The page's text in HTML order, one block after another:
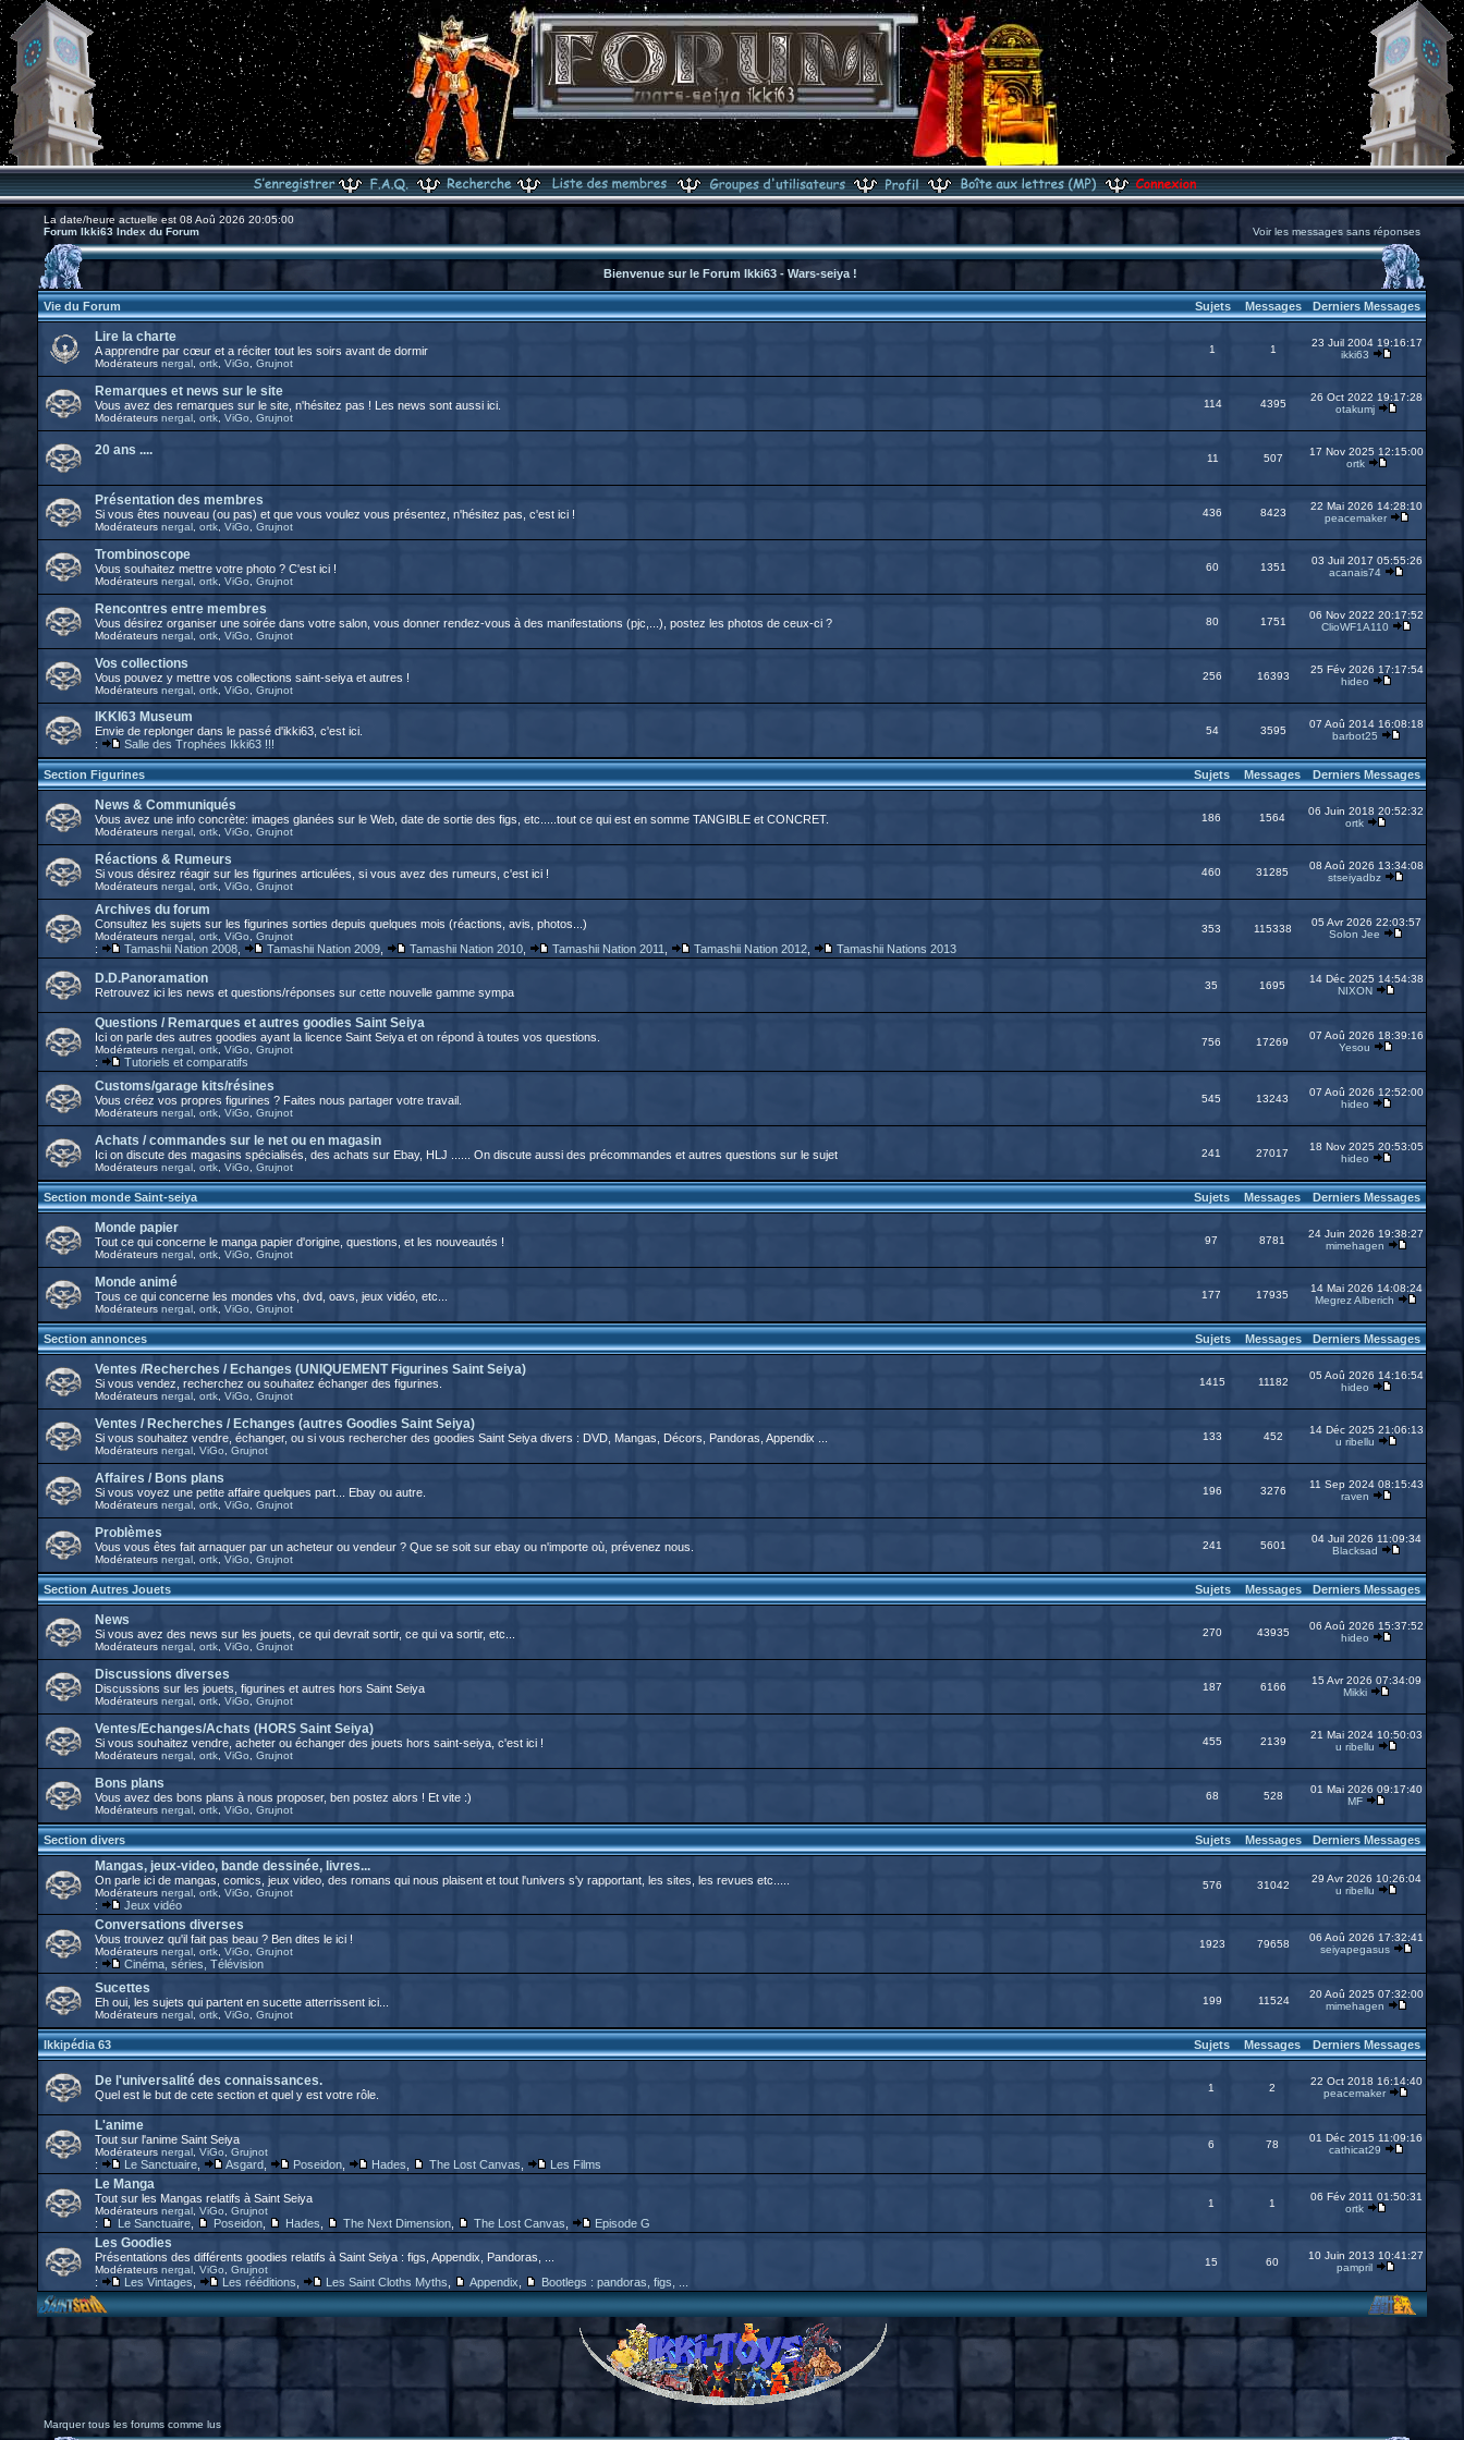
La date/heure actuelle est 08 Aoû 2026 20:05:00
Forum Ikki63 Index du Forum
Voir les messages sans réponses
Bienvenue sur le Forum Ikki63 - Wars-seiya !
Vie du Forum Sujets Messages Derniers Messages
Lire la charte
A apprendre par cœur et a réciter tout les soirs avant de dormir
Modérateurs nergal ortk ViGo Grujnot
1 1
23 Juil 2004 19:16:17
ikki63
Remarques et news sur le site
Vous avez des remarques sur le site, n'hésitez pas ! Les news sont aussi ici.
Modérateurs nergal ortk ViGo Grujnot
114 4395
26 Oct 2022 19:17:28
otakumj
20 ans ....
11 507
17 Nov 2025 12:15:00
ortk
Présentation des membres
Si vous êtes nouveau (ou pas) et que vous voulez vous présentez, n'hésitez pas, c'est ici !
Modérateurs nergal ortk ViGo Grujnot
436 8423
22 Mai 2026 14:28:10
peacemaker
Trombinoscope
Vous souhaitez mettre votre photo ? C'est ici !
Modérateurs nergal ortk ViGo Grujnot
60 1351
03 Juil 2017 05:55:26
acanais74
Rencontres entre membres
Vous désirez organiser une soirée dans votre salon, vous donner rendez-vous à des manifestations (pjc,...), postez les photos de ceux-ci ?
Modérateurs nergal ortk ViGo Grujnot
80 1751
06 Nov 2022 20:17:52
ClioWF1A110
Vos collections
Vous pouvez y mettre vos collections saint-seiya et autres !
Modérateurs nergal ortk ViGo Grujnot
256 16393
25 Fév 2026 17:17:54
hideo
IKKI63 Museum
Envie de replonger dans le passé d'ikki63, c'est ici.
:
Salle des Trophées Ikki63 !!!
54 3595
07 Aoû 2014 16:08:18
barbot25
Section Figurines Sujets Messages Derniers Messages
News & Communiqués
Vous avez une info concrète: images glanées sur le Web, date de sortie des figs, etc.....tout ce qui est en somme TANGIBLE et CONCRET.
Modérateurs nergal ortk ViGo Grujnot
186 1564
06 Juin 2018 20:52:32
ortk
Réactions & Rumeurs
Si vous désirez réagir sur les figurines articulées, si vous avez des rumeurs, c'est ici !
Modérateurs nergal ortk ViGo Grujnot
460 31285
08 Aoû 2026 13:34:08
stseiyadbz
Archives du forum
Consultez les sujets sur les figurines sorties depuis quelques mois (réactions, avis, photos...)
Modérateurs nergal ortk ViGo Grujnot
: Tamashii Nation 2008 Tamashii Nation 2009 Tamashii Nation 2010 Tamashii Nation 2011 Tamashii Nation 2012 Tamashii Nations 2013
353 115338
05 Avr 2026 22:03:57
Solon Jee
D.D.Panoramation
Retrouvez ici les news et questions/réponses sur cette nouvelle gamme sympa
35 1695
14 Déc 2025 14:54:38
NIXON
Questions / Remarques et autres goodies Saint Seiya
Ici on parle des autres goodies ayant la licence Saint Seiya et on répond à toutes vos questions.
Modérateurs nergal ortk ViGo Grujnot
: Tutoriels et comparatifs
756 17269
07 Aoû 2026 18:39:16
Yesou
Customs/garage kits/résines
Vous créez vos propres figurines ? Faites nous partager votre travail.
Modérateurs nergal ortk ViGo Grujnot
545 13243
07 Aoû 2026 12:52:00
hideo
Achats / commandes sur le net ou en magasin
Ici on discute des magasins spécialisés, des achats sur Ebay, HLJ ...... On discute aussi des précommandes et autres questions sur le sujet
Modérateurs nergal ortk ViGo Grujnot
241 27017
18 Nov 2025 20:53:05
hideo
Section monde Saint-seiya Sujets Messages Derniers Messages
Monde papier
Tout ce qui concerne le manga papier d'origine, questions, et les nouveautés !
Modérateurs nergal ortk ViGo Grujnot
97 8781
24 Juin 2026 19:38:27
mimehagen
Monde animé
Tous ce qui concerne les mondes vhs, dvd, oavs, jeux vidéo, etc...
Modérateurs nergal ortk ViGo Grujnot
177 17935
14 Mai 2026 14:08:24
Megrez Alberich
Section annonces Sujets Messages Derniers Messages
Ventes /Recherches / Echanges (UNIQUEMENT Figurines Saint Seiya)
Si vous vendez, recherchez ou souhaitez échanger des figurines.
Modérateurs nergal ortk ViGo Grujnot
1415 11182
05 Aoû 2026 14:16:54
hideo
Ventes / Recherches / Echanges (autres Goodies Saint Seiya)
Si vous souhaitez vendre, échanger, ou si vous rechercher des goodies Saint Seiya divers : DVD, Mangas, Décors, Pandoras, Appendix ...
Modérateurs nergal ViGo Grujnot
133 452
14 Déc 2025 21:06:13
u ribellu
Affaires / Bons plans
Si vous voyez une petite affaire quelques part... Ebay ou autre.
Modérateurs nergal ortk ViGo Grujnot
196 3276
11 Sep 2024 08:15:43
raven
Problèmes
Vous vous êtes fait arnaquer par un acheteur ou vendeur ? Que se soit sur ebay ou n'importe où, prévenez nous.
Modérateurs nergal ortk ViGo Grujnot
241 5601
04 Juil 2026 11:09:34
Blacksad
Section Autres Jouets Sujets Messages Derniers Messages
News
Si vous avez des news sur les jouets, ce qui devrait sortir, ce qui va sortir, etc...
Modérateurs nergal ortk ViGo Grujnot
270 43935
06 Aoû 2026 15:37:52
hideo
Discussions diverses
Discussions sur les jouets, figurines et autres hors Saint Seiya
Modérateurs nergal ortk ViGo Grujnot
187 6166
15 Avr 2026 07:34:09
Mikki
Ventes/Echanges/Achats (HORS Saint Seiya)
Si vous souhaitez vendre, acheter ou échanger des jouets hors saint-seiya, c'est ici !
Modérateurs nergal ortk ViGo Grujnot
455 2139
21 Mai 2024 10:50:03
u ribellu
Bons plans
Vous avez des bons plans à nous proposer, ben postez alors ! Et vite :)
Modérateurs nergal ortk ViGo Grujnot
68 528
01 Mai 2026 09:17:40
MF
Section divers Sujets Messages Derniers Messages
Mangas, jeux-video, bande dessinée, livres...
On parle ici de mangas, comics, jeux video, des romans qui nous plaisent et tout l'univers s'y rapportant, les sites, les revues etc.....
Modérateurs nergal ortk ViGo Grujnot
: Jeux vidéo
576 31042
29 Avr 2026 10:26:04
u ribellu
Conversations diverses
Vous trouvez qu'il fait pas beau ? Ben dites le ici !
Modérateurs nergal ortk ViGo Grujnot
: Cinéma, séries, Télévision
1923 79658
06 Aoû 2026 17:32:41
seiyapegasus
Sucettes
Eh oui, les sujets qui partent en sucette atterrissent ici...
Modérateurs nergal ortk ViGo Grujnot
199 11524
20 Aoû 2025 07:32:00
mimehagen
Ikkipédia 63 Sujets Messages Derniers Messages
De l'universalité des connaissances.
Quel est le but de cete section et quel y est votre rôle.
1 2
22 Oct 2018 16:14:40
peacemaker
L'anime
Tout sur l'anime Saint Seiya
Modérateurs nergal ViGo Grujnot
: Le Sanctuaire Asgard Poseidon Hades The Lost Canvas Les Films
6 78
01 Déc 2015 11:09:16
cathicat29
Le Manga
Tout sur les Mangas relatifs à Saint Seiya
Modérateurs nergal ViGo Grujnot
: Le Sanctuaire Poseidon Hades The Next Dimension The Lost Canvas Episode G
1 1
06 Fév 2011 01:50:31
ortk
Les Goodies
Présentations des différents goodies relatifs à Saint Seiya : figs, Appendix, Pandoras, ...
Modérateurs nergal ViGo Grujnot
: Les Vintages Les rééditions Les Saint Cloths Myths Appendix Bootlegs : pandoras, figs, ...
15 60
10 Juin 2013 10:41:27
pampril
Marquer tous les forums comme lus